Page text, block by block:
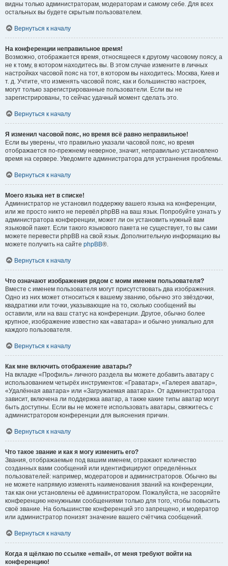
видны только администраторам, модераторам и самому себе. Для всех
остальных вы будете скрытым пользователем.
Вернуться к началу
На конференции неправильное время!
Возможно, отображается время, относящееся к другому часовому поясу, а
не к тому, в котором находитесь вы. В этом случае измените в личных
настройках часовой пояс на тот, в котором вы находитесь: Москва, Киев и
т. д. Учтите, что изменять часовой пояс, как и большинство настроек,
могут только зарегистрированные пользователи. Если вы не
зарегистрированы, то сейчас удачный момент сделать это.
Вернуться к началу
Я изменил часовой пояс, но время всё равно неправильное!
Если вы уверены, что правильно указали часовой пояс, но время
отображается по-прежнему неверное, значит, неправильно установлено
время на сервере. Уведомите администратора для устранения проблемы.
Вернуться к началу
Моего языка нет в списке!
Администратор не установил поддержку вашего языка на конференции,
или же просто никто не перевёл phpBB на ваш язык. Попробуйте узнать у
администратора конференции, может ли он установить нужный вам
языковой пакет. Если такого языкового пакета не существует, то вы сами
можете перевести phpBB на свой язык. Дополнительную информацию вы
можете получить на сайте phpBB®.
Вернуться к началу
Что означают изображения рядом с моим именем пользователя?
Вместе с именем пользователя могут присутствовать два изображения.
Одно из них может относиться к вашему званию, обычно это звёздочки,
квадратики или точки, указывающие на то, сколько сообщений вы
оставили, или на ваш статус на конференции. Другое, обычно более
крупное, изображение известно как «аватара» и обычно уникально для
каждого пользователя.
Вернуться к началу
Как мне включить отображение аватары?
На вкладке «Профиль» личного раздела вы можете добавить аватару с
использованием четырёх инструментов: «Граватар», «Галерея аватар»,
«Удалённая аватара» или «Загружаемая аватара». От администратора
зависит, включена ли поддержка аватар, а также какие типы аватар могут
быть доступны. Если вы не можете использовать аватары, свяжитесь с
администратором конференции для выяснения причин.
Вернуться к началу
Что такое звание и как я могу изменить его?
Звания, отображаемые под вашим именем, отражают количество
созданных вами сообщений или идентифицируют определённых
пользователей: например, модераторов и администраторов. Обычно вы
не можете напрямую изменять наименования званий на конференции,
так как они установлены её администратором. Пожалуйста, не засоряйте
конференцию ненужными сообщениями только для того, чтобы повысить
своё звание. На большинстве конференций это запрещено, и модератор
или администратор понизят значение вашего счётчика сообщений.
Вернуться к началу
Когда я щёлкаю по ссылке «email», от меня требуют войти на
конференцию!